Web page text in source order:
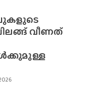
വീണത്